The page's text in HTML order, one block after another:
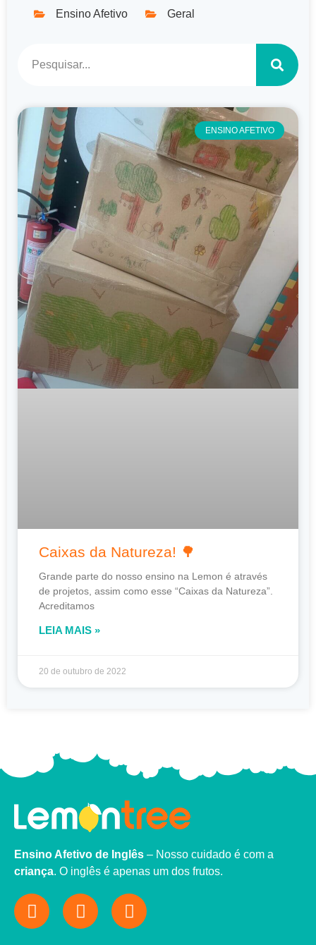
Ensino Afetivo Geral
ENSINO AFETIVO
Caixas da Natureza! 🌳
Grande parte do nosso ensino na Lemon é através
de projetos, assim como esse “Caixas da Natureza”.
Acreditamos
LEIA MAIS »
20 de outubro de 2022
Ensino Afetivo de Inglês – Nosso cuidado é com a
criança. O inglês é apenas um dos frutos.